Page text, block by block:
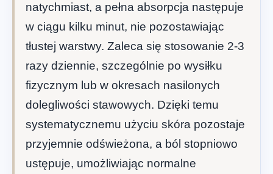
natychmiast, a pełna absorpcja następuje
w ciągu kilku minut, nie pozostawiając
tłustej warstwy. Zaleca się stosowanie 2-3
razy dziennie, szczególnie po wysiłku
fizycznym lub w okresach nasilonych
dolegliwości stawowych. Dzięki temu
systematycznemu użyciu skóra pozostaje
przyjemnie odświeżona, a ból stopniowo
ustępuje, umożliwiając normalne